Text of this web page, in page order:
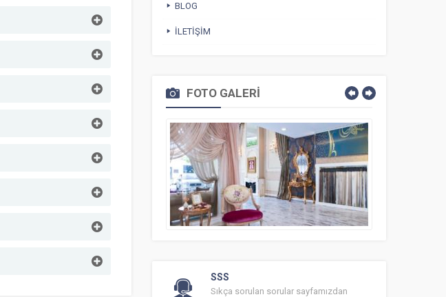
BLOG
İLETIŞIM
FOTO GALERİ
SSS
Sıkça sorulan sorular sayfamızdan